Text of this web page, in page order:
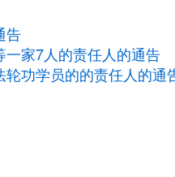
告
家7人的责任人的通告
功学员的的责任人的通